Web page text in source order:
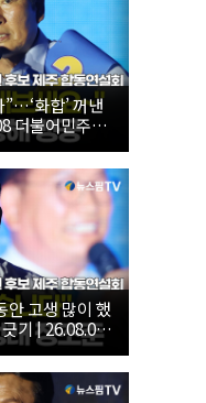
화합’ 꺼낸
더불어민주당
동연설회
후보 제주 합